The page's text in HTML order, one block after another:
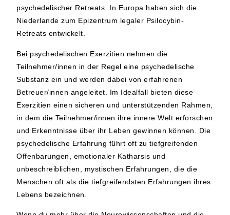
psychedelischer Retreats. In Europa haben sich die
Niederlande zum Epizentrum legaler Psilocybin-
Retreats entwickelt.
Bei psychedelischen Exerzitien nehmen die
Teilnehmer/innen in der Regel eine psychedelische
Substanz ein und werden dabei von erfahrenen
Betreuer/innen angeleitet. Im Idealfall bieten diese
Exerzitien einen sicheren und unterstützenden Rahmen,
in dem die Teilnehmer/innen ihre innere Welt erforschen
und Erkenntnisse über ihr Leben gewinnen können. Die
psychedelische Erfahrung führt oft zu tiefgreifenden
Offenbarungen, emotionaler Katharsis und
unbeschreiblichen, mystischen Erfahrungen, die die
Menschen oft als die tiefgreifendsten Erfahrungen ihres
Lebens bezeichnen.